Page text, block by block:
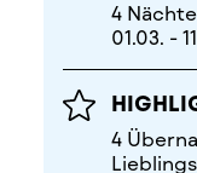
4
01.03. -
4